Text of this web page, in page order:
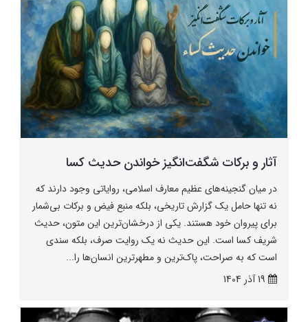
آثار و برکات شگفت‌انگیز خواندن حدیث کسا
در میان گنجینه‌های عظیم معارف اسلامی، روایاتی وجود دارند که
نه تنها حامل یک گزارش تاریخی، بلکه منبع فیض و برکات بی‌شمار
برای پیروان خود هستند. یکی از درخشان‌ترین این متون، حدیث
شریف کسا است. این حدیث نه یک روایت صرف، بلکه سندی
است که به صراحت، پاک‌ترین و مطهرترین انسان‌ها را...